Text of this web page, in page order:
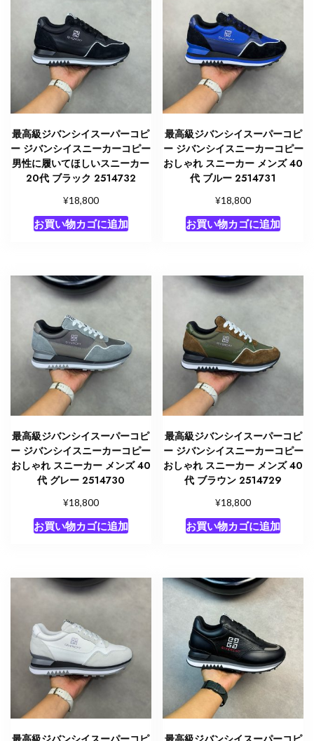
最高級ジバンシイスーパーコピ
ー ジバンシイスニーカーコピー
男性に履いてほしいスニーカー
20代 ブラック 2514732
¥18,800
お買い物カゴに追加
最高級ジバンシイスーパーコピ
ー ジバンシイスニーカーコピー
おしゃれ スニーカー メンズ 40
代 ブルー 2514731
¥18,800
お買い物カゴに追加
最高級ジバンシイスーパーコピ
ー ジバンシイスニーカーコピー
おしゃれ スニーカー メンズ 40
代 グレー 2514730
¥18,800
お買い物カゴに追加
最高級ジバンシイスーパーコピ
ー ジバンシイスニーカーコピー
おしゃれ スニーカー メンズ 40
代 ブラウン 2514729
¥18,800
お買い物カゴに追加